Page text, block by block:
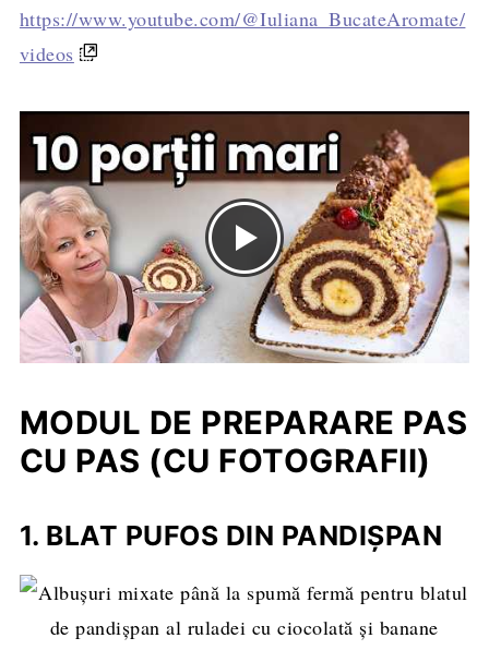
https://www.youtube.com/@Iuliana_BucateAromate/
videos
MODUL DE PREPARARE PAS
CU PAS (CU FOTOGRAFII)
1. BLAT PUFOS DIN PANDIȘPAN